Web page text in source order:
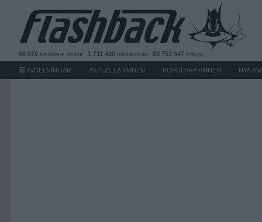
68 070 besökare online 1 711 420 medlemmar 88 753 947 inlägg
AVDELNINGAR AKTUELLA ÄMNEN POPULÄRA ÄMNEN NYA